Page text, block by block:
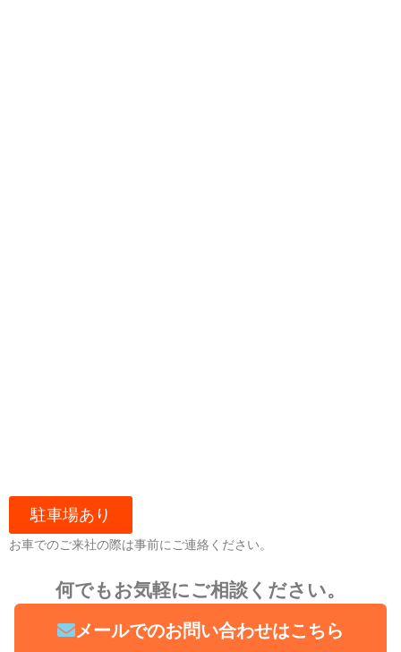
駐車場あり
お車でのご来社の際は事前にご連絡ください。
何でもお気軽にご相談ください。
メールでのお問い合わせはこちら